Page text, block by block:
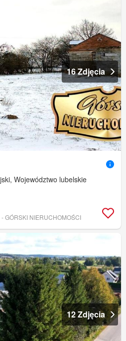
16 Zdjęcia
Województwo lubelskie
GÓRSKI NIERUCHOMOŚCI
12 Zdjęcia